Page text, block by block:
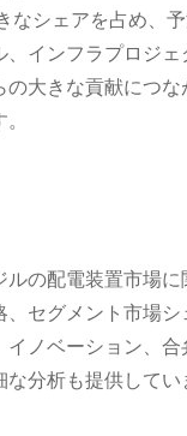
なシェアを占め、
、インフラプロジ
の大きな貢献につ
ルの配電装置市場
セグメント市場
イノベーション、
分析も提供して